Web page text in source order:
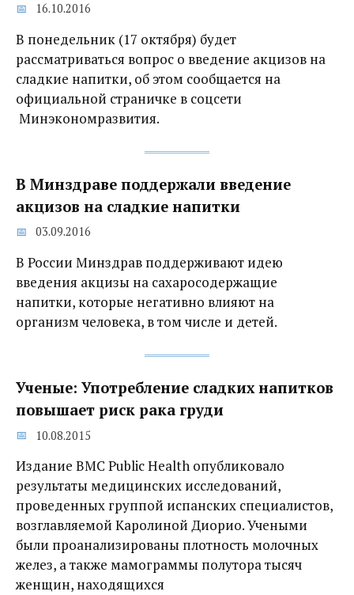
16.10.2016
В понедельник (17 октября) будет
рассматриваться вопрос о введение акцизов на
сладкие напитки, об этом сообщается на
официальной страничке в соцсети
Минэкономразвития.
В Минздраве поддержали введение
акцизов на сладкие напитки
03.09.2016
В России Минздрав поддерживают идею
введения акцизы на сахаросодержащие
напитки, которые негативно влияют на
организм человека, в том числе и детей.
Ученые: Употребление сладких напитков
повышает риск рака груди
10.08.2015
Издание BMC Public Health опубликовало
результаты медицинских исследований,
проведенных группой испанских специалистов,
возглавляемой Каролиной Диорио. Учеными
были проанализированы плотность молочных
желез, а также мамограммы полутора тысяч
женщин, находящихся